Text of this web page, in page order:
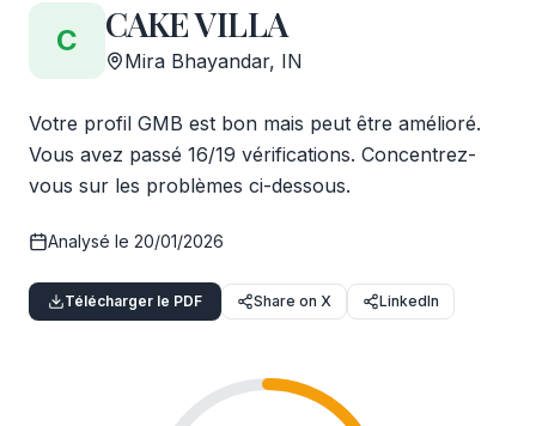
C CAKE VILLA
Mira Bhayandar, IN
Votre profil GMB est bon mais peut être amélioré.
Vous avez passé 16/19 vérifications. Concentrez-
vous sur les problèmes ci-dessous.
Analysé le 20/01/2026
Télécharger le PDF Share on X LinkedIn